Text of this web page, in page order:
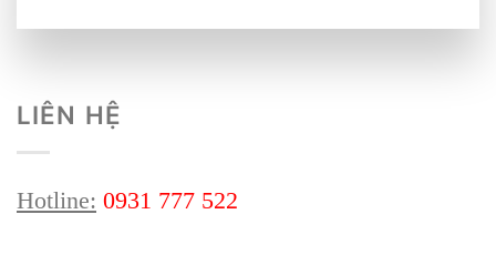
LIÊN HỆ
Hotline: 0931 777 522